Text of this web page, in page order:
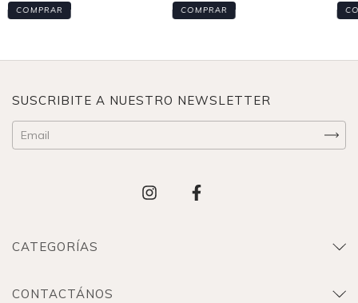
COMPRAR COMPRAR
SUSCRIBITE A NUESTRO NEWSLETTER
CATEGORÍAS
CONTACTÁNOS